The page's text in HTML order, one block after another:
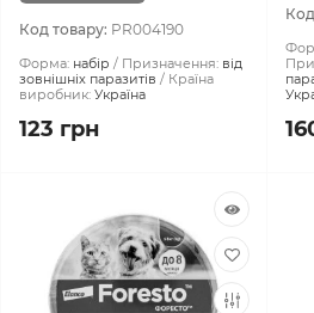
Код товару: PR004190
Форма: набір Призначення: від
зовнішніх паразитів
Країна
виробник: Україна
123 грн